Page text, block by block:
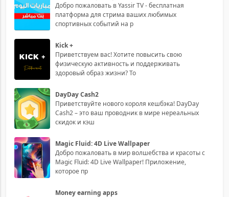
Добро пожаловать в Yassir TV - бесплатная
платформа для стрима ваших любимых
спортивных событий на р
Kick +
Приветствуем вас! Хотите повысить свою
физическую активность и поддерживать
здоровый образ жизни? То
DayDay Cash2
Приветствуйте нового короля кешбэка! DayDay
Cash2 – это ваш проводник в мире нереальных
скидок и кэш
Magic Fluid: 4D Live Wallpaper
Добро пожаловать в мир волшебства и красоты с
Magic Fluid: 4D Live Wallpaper! Приложение,
которое пр
Money earning apps